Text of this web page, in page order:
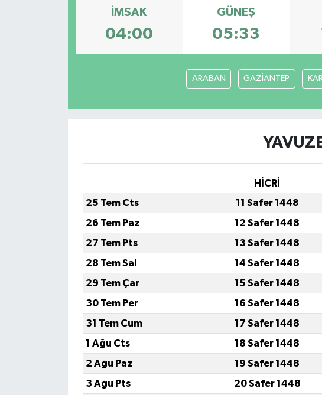
İMSAK
04:00
GÜNEŞ
05:33
ARABAN GAZİANTEP
HİCRİ
25 Tem Cts
11 Safer 1448
26 Tem Paz
12 Safer 1448
27 Tem Pts
13 Safer 1448
28 Tem Sal
14 Safer 1448
29 Tem Çar
15 Safer 1448
30 Tem Per
16 Safer 1448
31 Tem Cum
17 Safer 1448
1 Ağu Cts
18 Safer 1448
2 Ağu Paz
19 Safer 1448
3 Ağu Pts
20 Safer 1448